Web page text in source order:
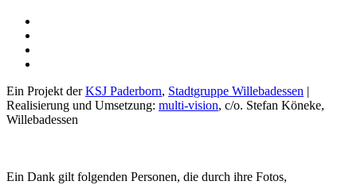
Ein Projekt derKSJ Paderborn, Stadtgruppe Willebadessen |
Realisierung und Umsetzung: multi-vision, c/o. Stefan Köneke,
Willebadessen
Ein Dank gilt folgenden Personen, die durch ihre Fotos,